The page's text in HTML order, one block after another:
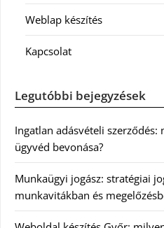
Weblap készítés
Kapcsolat
Legutóbbi bejegyzések
Ingatlan adásvételi
ügyvéd bevonása?
Munkaügyi jogász: stratégiai
munkavitákban és